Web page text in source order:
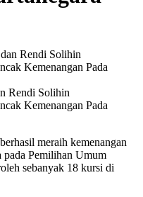
Rendi Solihin
Kemenangan Pada
meraih kemenangan
Pemilihan Umum
sebanyak 18 kursi di